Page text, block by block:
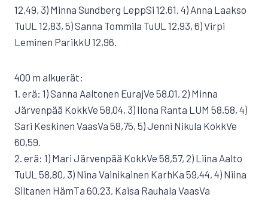
12,49, 3) Minna Sundberg LeppSi 12,61, 4) Anna Laakso
TuUL 12,83, 5) Sanna Tommila TuUL 12,93, 6) Virpi
Leminen ParikkU 12,96.
400 m alkuerät:
1. erä: 1) Sanna Aaltonen EurajVe 58,01, 2) Minna
Järvenpää KokkVe 58,04, 3) Ilona Ranta LUM 58,58, 4)
Sari Keskinen VaasVa 58,75, 5) Jenni Nikula KokkVe
60,59.
2. erä: 1) Mari Järvenpää KokkVe 58,57, 2) Liina Aalto
TuUL 58,80, 3) Nina Vainikainen KarhKa 59,44, 4) Niina
Siltanen HämTa 60,23, Kaisa Rauhala VaasVa